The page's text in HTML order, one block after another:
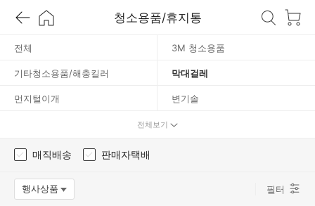
청소용품/휴지통
전체 3M 청소용품
기타청소용품/해충킬러 막대걸레
먼지털이개 변기솔
쓰레받이
압축기
청소호스
전체보기
매직배송 판매자택배
행사상품옵션팝업 열기 필터